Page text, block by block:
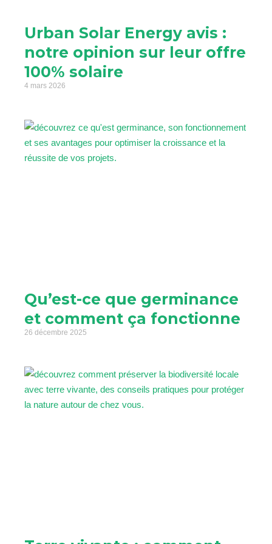
Urban Solar Energy avis :
notre opinion sur leur offre
100% solaire
4 mars 2026
Qu’est-ce que germinance
et comment ça fonctionne
26 décembre 2025